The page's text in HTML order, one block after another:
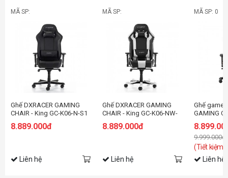
MÃ SP:
Ghế DXRACER GAMING
CHAIR - King GC-K06-N-S1
8.889.000đ
Liên hệ
MÃ SP:
Ghế DXRACER GAMING
CHAIR - King GC-K06-NW-
8.889.000đ
Liên hệ
MÃ SP: 0
Ghế game
GAMING
XL (GC/
9.999.000đ
(Tiết kiệm:
Liên hệ